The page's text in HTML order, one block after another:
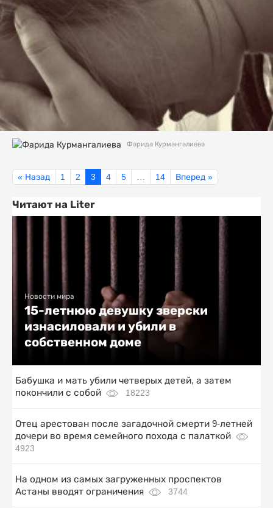
Фарида Курмангалиева
« Назад 1 2 3 4 5 14 Вперед »
Читают на Liter
Новости мира
15-летнюю девушку зверски
изнасиловали и убили в
собственном доме
Бабушка и мать убили четверых детей, а затем
покончили с собой
18223
Отец арестован после загадочной смерти 9-летней
дочери во время семейного похода с палаткой
4923
На одном из самых загруженных проспектов
Астаны вводят ограничения
3744